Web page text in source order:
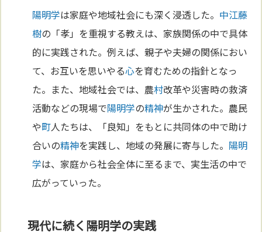
陽明学は家庭や地域社会にも深く浸透した。 中江藤
樹の「孝」を重視する教えは、家族関係の中で具体
的に実践された。例えば、親子や夫婦の関係におい
て、お互いを思いやる心を育むための指針となっ
た。また、地域社会では、農村改革や災害時の救済
活動などの現場で陽明学の精神が生かされた。農民
や町人たちは、「良知」をもとに共同体の中で助け
合いの精神を実践し、地域の発展に寄与した。 陽明
学は、家庭から社会全体に至るまで、実生活の中で
広がっていった。
現代に続く陽明学の実践